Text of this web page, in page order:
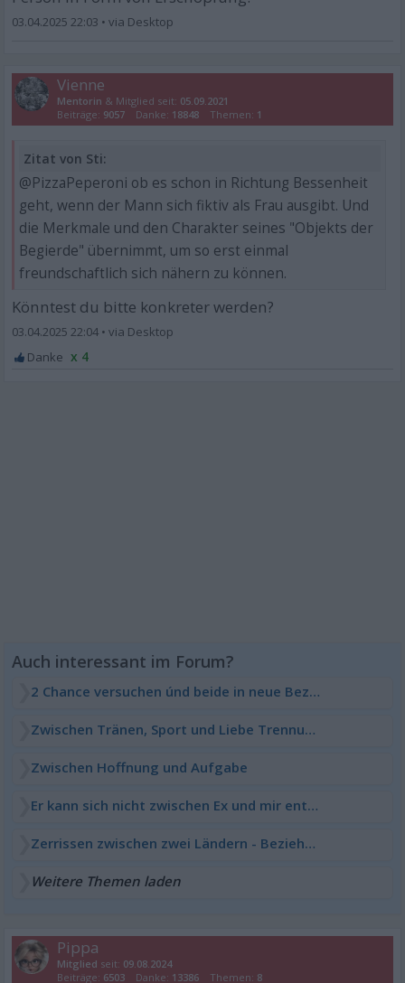
03.04.2025 22:03 •
Vienne
Mentorin & Mitglied seit: 05.09.2021
Beiträge: 9057 Danke: 18848 Themen: 1
Zitat von Sti:
@PizzaPeperoni ob es schon in Richtung Bessenheit
geht, wenn der Mann sich fiktiv als Frau ausgibt. Und
die Merkmale und den Charakter seines "Objekts der
Begierde" übernimmt, um so erst einmal
freundschaftlich sich nähern zu können.
Könntest du bitte konkreter werden?
03.04.2025 22:04 •
x 4
2 Chance versuchen únd beide in neue Beziehungen
Zwischen Tränen, Sport und Liebe Trennung
Zwischen Hoffnung und Aufgabe
Er kann sich nicht zwischen Ex und mir entscheiden
Zerrissen zwischen zwei Ländern - Beziehung vorbei?
Weitere Themen laden
Pippa
Mitglied seit: 09.08.2024
Beiträge: 6503 Danke: 13386 Themen: 8